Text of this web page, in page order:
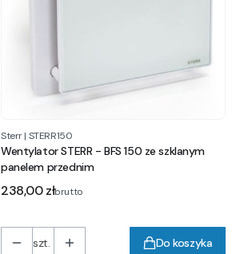
Sterr| STERR150
Wentylator STERR - BFS 150 ze szklanym
panelem przednim
Cena
238,00 złbrutto
szt. Do koszyka